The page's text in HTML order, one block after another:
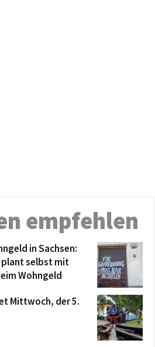
empfehlen
in Sachsen:
plant selbst mit
Wohngeld
Mittwoch, der 5.